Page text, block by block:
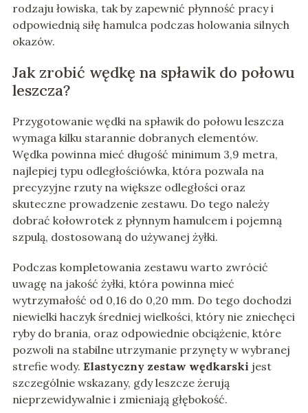
rodzaju łowiska, tak by zapewnić płynność pracy i
odpowiednią siłę hamulca podczas holowania silnych
okazów.
Jak zrobić wędkę na spławik do połowu
leszcza?
Przygotowanie wędki na spławik do połowu leszcza
wymaga kilku starannie dobranych elementów.
Wędka powinna mieć długość minimum 3,9 metra,
najlepiej typu odległościówka, która pozwala na
precyzyjne rzuty na większe odległości oraz
skuteczne prowadzenie zestawu. Do tego należy
dobrać kołowrotek z płynnym hamulcem i pojemną
szpulą, dostosowaną do używanej żyłki.
Podczas kompletowania zestawu warto zwrócić
uwagę na jakość żyłki, która powinna mieć
wytrzymałość od 0,16 do 0,20 mm. Do tego dochodzi
niewielki haczyk średniej wielkości, który nie zniechęci
ryby do brania, oraz odpowiednie obciążenie, które
pozwoli na stabilne utrzymanie przynęty w wybranej
strefie wody. Elastyczny zestaw wędkarski jest
szczególnie wskazany, gdy leszcze żerują
nieprzewidywalnie i zmieniają głębokość.